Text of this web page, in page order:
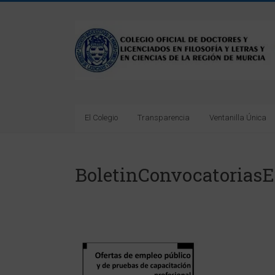
Colegio
Oficial
Doctores
en
Letras
El Colegio Transparencia Ventanilla Única